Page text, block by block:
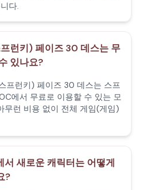
다.
런키) 페이즈 30 데스는 무
있나요?
프런키) 페이즈 30 데스는 스프
에서 무료로 이용할 수 있는 모
무런 비용 없이 전체 게임(게임)
새로운 캐릭터는 어떻게
?